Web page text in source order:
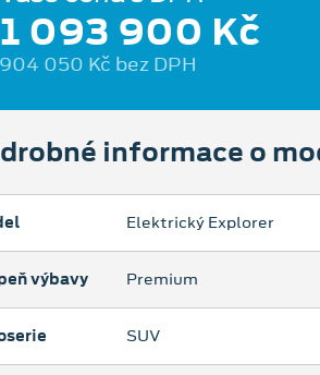
1 093 900 Kč
904 050 Kč bez DPH
informace o
Elektrický Explorer
výbavy Premium
SUV